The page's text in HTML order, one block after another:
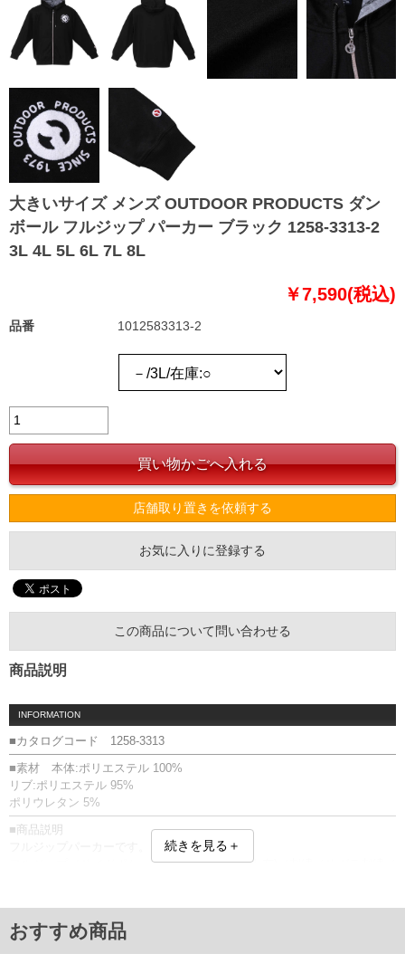
大きいサイズ メンズ OUTDOOR PRODUCTS ダン
ボール フルジップ パーカー ブラック 1258-3313-2
3L 4L 5L 6L 7L 8L
￥7,590(税込)
品番 1012583313-2
店舗取り置きを依頼する
お気に入りに登録する
この商品について問い合わせる
商品説明
INFORMATION
■カタログコード 1258-3313
■素材 本体:ポリエステル 100%
リブ:ポリエステル 95%
ポリウレタン 5%
■商品説明
フルジップ／サイドポケット／フード(調節ひも有)／刺繍／サガラ刺繍／
■サイズ表
サイズ/バスト/総丈/裾周り/肩幅/袖丈
3L/136/78/110/60/61
続きを見る＋
おすすめ商品